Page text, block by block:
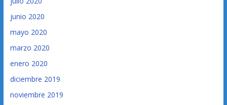
junio 2020
mayo 2020
marzo 2020
enero 2020
diciembre 2019
noviembre 2019